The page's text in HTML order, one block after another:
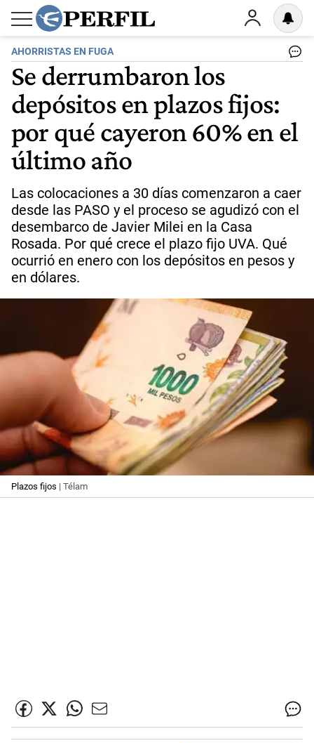
AHORRISTAS EN FUGA
Se derrumbaron los
depósitos en plazos fijos:
por qué cayeron 60% en el
último año
Las colocaciones a 30 días comenzaron a caer
desde las PASO y el proceso se agudizó con el
desembarco de Javier Milei en la Casa
Rosada. Por qué crece el plazo fijo UVA. Qué
ocurrió en enero con los depósitos en pesos y
en dólares.
Plazos fijos | Télam